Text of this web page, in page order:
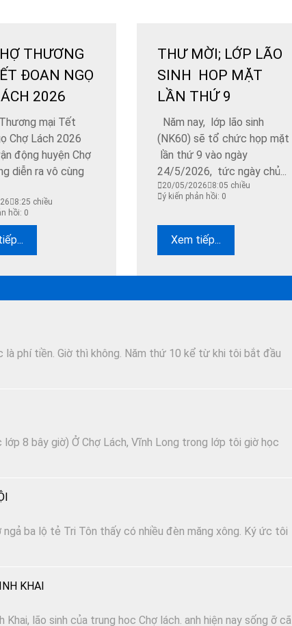
THƯƠNG
ĐOAN NGỌ
2026
mại Tết
Chợ Lách 2026
động huyện Chợ
diễn ra vô cùng
8:25 chiều
hồi: 0
THƯ MỜI; LỚP LÃO
SINH HOP MẶT
LẦN THỨ 9
Năm nay, lớp lão sinh
(NK60) sẽ tổ chức họp mặt
lần thứ 9 vào ngày
24/5/2026, tức ngày chủ...
20/05/2026
8:05 chiều
ý kiến phản hồi: 0
Xem tiếp...
là phí tiền. Giờ thì không. Năm thứ 10 kể từ khi tôi bắt đầu
8 bây giờ) Ở Chợ Lách, Vĩnh Long trong lớp tôi giờ học
ngả ba lộ tẻ Tri Tôn thấy có nhiều đèn măng xông. Ký ức tôi
KHAI
lão sinh của trung hoc Chợ lách. anh hiện nay sống ỡ cã